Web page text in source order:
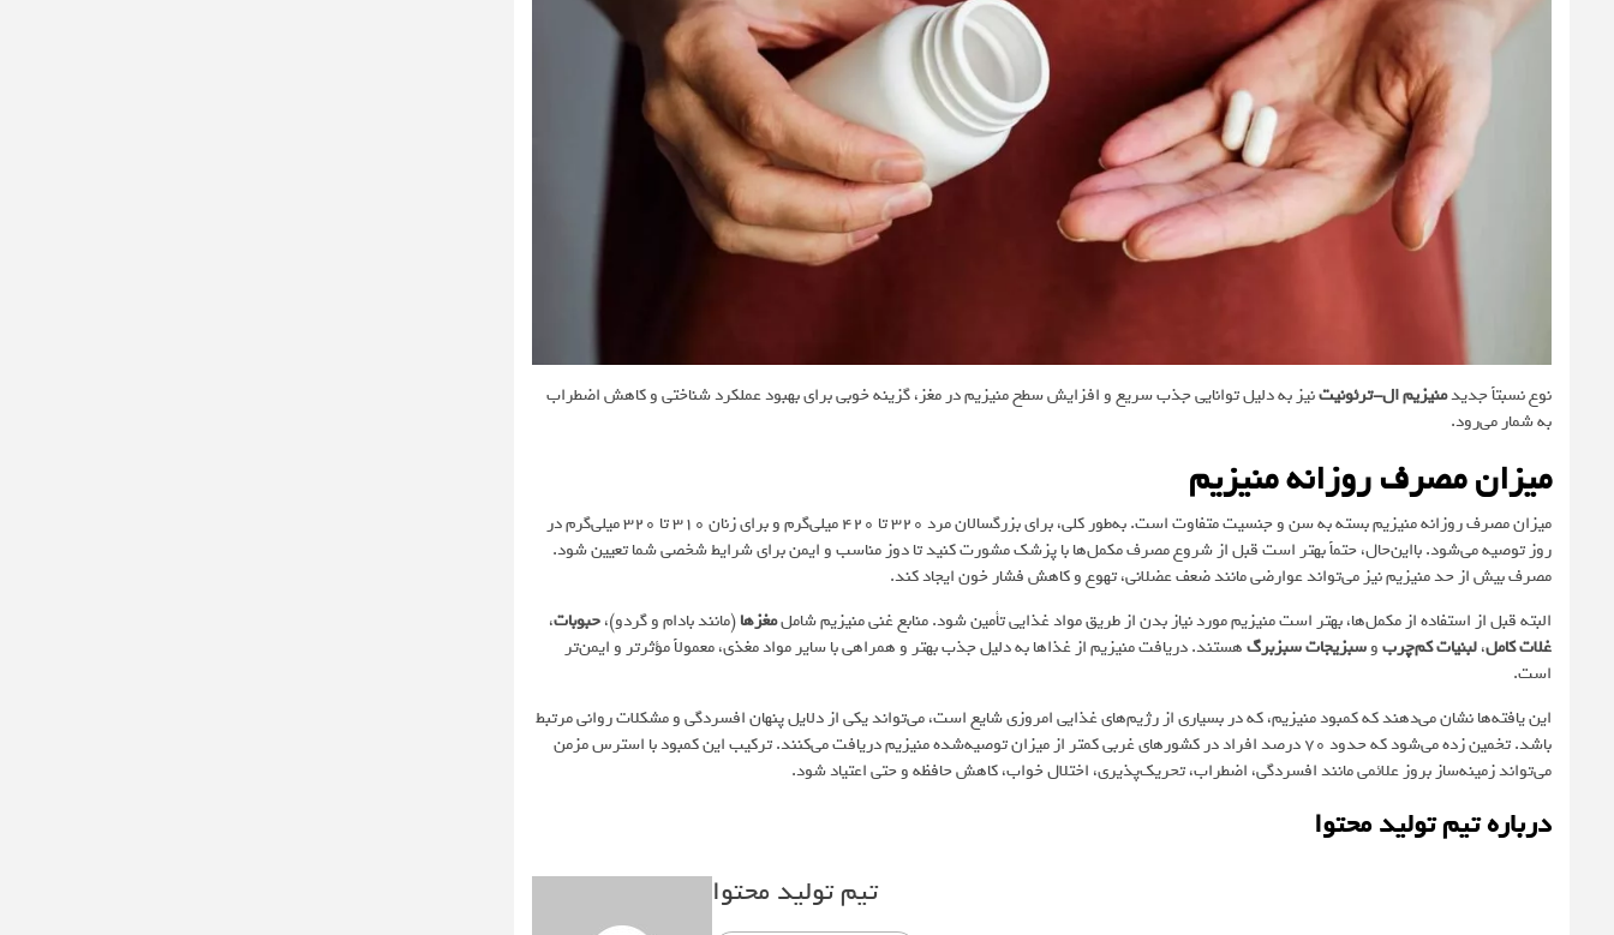
نوع نسبتاً جدیدمنیزیم ال-ترئونیتنیز به دلیل توانایی جذب سریع و افزایش سطح منیزیم در مغز، گزینه خوبی برای بهبود عملکرد شناختی و کاهش اضطراب
به شمار می‌رود.
میزان مصرف روزانه منیزیم
میزان مصرف روزانه منیزیم بسته به سن و جنسیت متفاوت است. به‌طور کلی، برای بزرگسالان مرد 320 تا 420 میلی‌گرم و برای زنان 310 تا 320 میلی‌گرم در
روز توصیه می‌شود. بااین‌حال، حتماً بهتر است قبل از شروع مصرف مکمل‌ها با پزشک مشورت کنید تا دوز مناسب و ایمن برای شرایط شخصی شما تعیین شود.
مصرف بیش از حد منیزیم نیز می‌تواند عوارضی مانند ضعف عضلانی، تهوع و کاهش فشار خون ایجاد کند.
البته قبل از استفاده از مکمل‌ها، بهتر است منیزیم مورد نیاز بدن از طریق مواد غذایی تأمین شود. منابع غنی منیزیم شاملمغزها(مانند بادام و گردو)،حبوبات،
غلات کامل،لبنیات کم‌چربوسبزیجاتسبزبرگهستند. دریافت منیزیم از غذاها به دلیل جذب بهتر و همراهی با سایر مواد مغذی، معمولاً مؤثرتر و ایمن‌تر
است.
این یافته‌ها نشان می‌دهند که کمبود منیزیم، که در بسیاری از رژیم‌های غذایی امروزی شایع است، می‌تواند یکی از دلایل پنهان افسردگی و مشکلات روانی مرتبط
باشد. تخمین زده می‌شود که حدود 70 درصد افراد در کشورهای غربی کمتر از میزان توصیه‌شده منیزیم دریافت می‌کنند. ترکیب این کمبود با استرس مزمن
می‌تواند زمینه‌ساز بروز علائمی مانند افسردگی، اضطراب، تحریک‌پذیری، اختلال خواب، کاهش حافظه و حتی اعتیاد شود.
درباره تیم تولید محتوا
تیم تولید محتوا